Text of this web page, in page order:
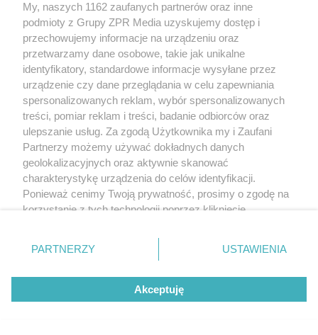
My, naszych 1162 zaufanych partnerów oraz inne
podmioty z Grupy ZPR Media uzyskujemy dostęp i
przechowujemy informacje na urządzeniu oraz
przetwarzamy dane osobowe, takie jak unikalne
identyfikatory, standardowe informacje wysyłane przez
urządzenie czy dane przeglądania w celu zapewniania
spersonalizowanych reklam, wybór spersonalizowanych
treści, pomiar reklam i treści, badanie odbiorców oraz
ulepszanie usług. Za zgodą Użytkownika my i Zaufani
Partnerzy możemy używać dokładnych danych
geolokalizacyjnych oraz aktywnie skanować
charakterystykę urządzenia do celów identyfikacji.
Ponieważ cenimy Twoją prywatność, prosimy o zgodę na
korzystanie z tych technologii poprzez kliknięcie
zmienić/wycofać klikając przycisk ustawień prywatności
znajdujący się w lewym dolnym rogu strony
rodzaje przetwarzania danych nie wymagają zgody
użytkownika, ale masz prawo sprzeciwić się takiemu
przetwarzaniu. Preferencje będą miały zastosowanie tylko
PARTNERZY USTAWIENIA
Akceptuję